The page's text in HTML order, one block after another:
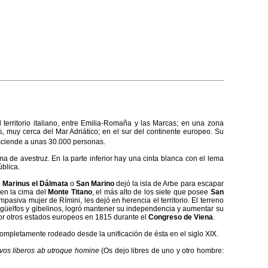
italiano, entre Emilia-Romaña y las Marcas; en una zona
muy cerca del Mar Adriático; en el sur del continente europeo. Su
a unas 30.000 personas.
de avestruz. En la parte inferior hay una cinta blanca con el lema
Marinus el DálmataoSan Marino dejó la isla de Arbe para escapar
la cima del
Monte Titano, el más alto de los siete que posee San
mujer de Rímini, les dejó en herencia el territorio. El terreno
y gibelinos, logró mantener su independencia y aumentar su
otros estados europeos en 1815 durante el Congreso de Viena.
rodeado desde la unificación de ésta en el siglo XIX.
liberos ab utroque homine(Os dejo libres de uno y otro hombre: